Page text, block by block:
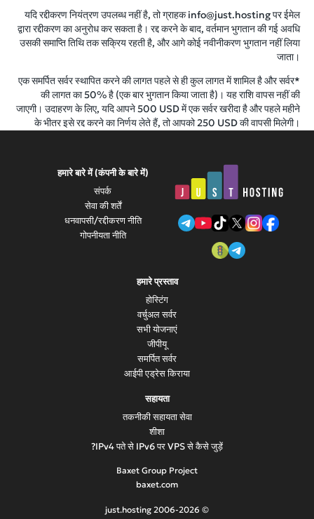
यदि रद्दीकरण नियंत्रण उपलब्ध नहीं है, तो ग्राहक info@just.hosting पर ईमेल
द्वारा रद्दीकरण का अनुरोध कर सकता है। रद्द करने के बाद, वर्तमान भुगतान की गई अवधि
उसकी समाप्ति तिथि तक सक्रिय रहती है, और आगे कोई नवीनीकरण भुगतान नहीं लिया
जाता।
*एक समर्पित सर्वर स्थापित करने की लागत पहले से ही कुल लागत में शामिल है और सर्वर
की लागत का 50% है (एक बार भुगतान किया जाता है)। यह राशि वापस नहीं की
जाएगी। उदाहरण के लिए, यदि आपने 500 USD में एक सर्वर खरीदा है और पहले महीने
के भीतर इसे रद्द करने का निर्णय लेते हैं, तो आपको 250 USD की वापसी मिलेगी।
हमारे बारे में (कंपनी के बारे में)
संपर्क
सेवा की शर्तें
धनवापसी/रद्दीकरण नीति
गोपनीयता नीति
हमारे प्रस्ताव
होस्टिंग
वर्चुअल सर्वर
सभी योजनाएं
जीपीयू
समर्पित सर्वर
आईपी ​​एड्रेस किराया
सहायता
तकनीकी सहायता सेवा
शीशा
IPv4 पते से IPv6 पर VPS से कैसे जुड़ें?
Baxet Group Project
baxet.com
© 2006-2026 just.hosting